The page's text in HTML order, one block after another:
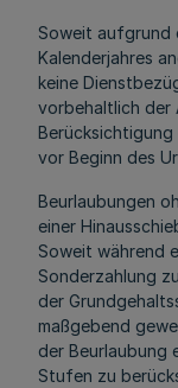
Soweit aufgrund
Kalenderjahres
keine
vorbehaltlich der
vor Beginn des
Beurlaubungen
einer
Soweit während
Sonderzahlung
der
maßgebend
der Beurlaubung
Stufen zu